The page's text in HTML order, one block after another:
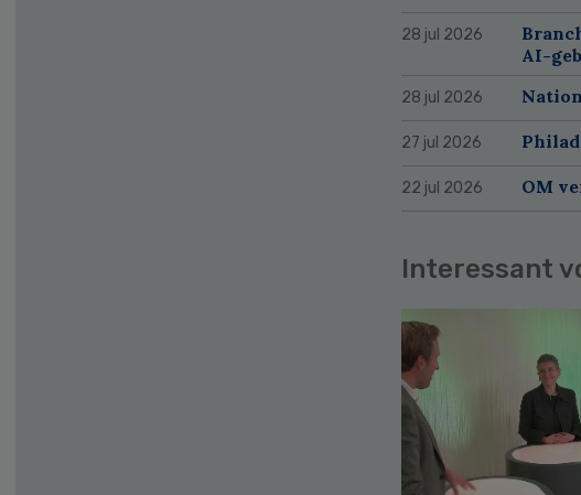
28 jul 2026
AI-
28 jul 2026
27 jul 2026
22 jul 2026 OM
Interessant